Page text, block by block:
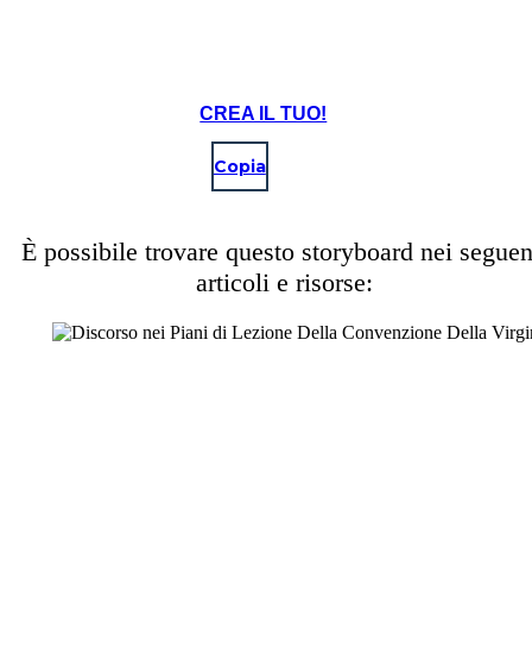
CREA IL TUO!
Copia
È possibile trovare questo storyboard nei
articoli e risorse: